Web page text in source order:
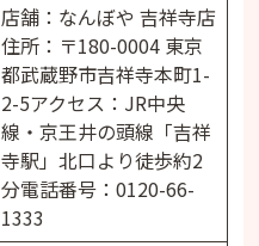
店舗：なんぼや 吉祥寺店
住所：〒180-0004 東京
都武蔵野市吉祥寺本町1-
2-5アクセス：JR中央
線・京王井の頭線「吉祥
寺駅」北口より徒歩約2
分電話番号：0120-66-
1333